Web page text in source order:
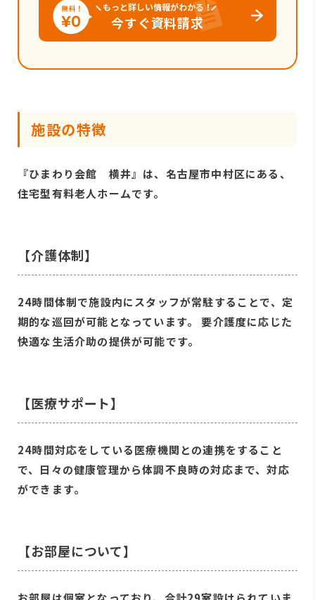
もっと詳しい情報がわかる！
今すぐ資料請求
施設の特徴
『ひまわり会館 横井』は、名古屋市中村区にある、
住宅型有料老人ホームです。
【介護体制】
24時間体制で施設内にスタッフが常駐することで、定
期的な巡回が可能となっています。 要介護度に応じた
快適な生活介助の提供が可能です。
【医療サポート】
24時間対応をしている医療機関との連携をすること
で、日々の健康管理から体調不良時の対応まで、対応
ができます。
【お部屋について】